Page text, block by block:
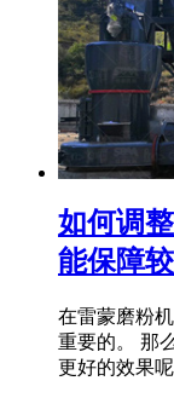
如何调
能保障
在雷蒙磨粉
重要的。 那
更好的效果